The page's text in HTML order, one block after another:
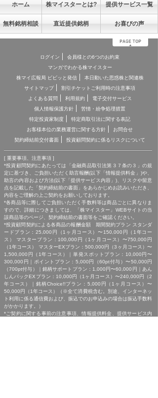
ホーム 株マイスターとは? 提供サービス一覧
無料銘柄相談 直近提供銘柄 お喜びの声
ログイン
会員様との6つのお約束
マンガでわかる株マイスター
株マイ広報局 ビビッと発信
本日動いた思惑株と関連株
サイトマップ
割引チケットご利用時の注意事項
よくある質問
利用規約
電子交付サービス
個人情報保護方針
苦情・紛争処理措置
特定投資家制度
特定商取引法に関する表記
お客様本位の業務運営に関する方針
お問合せ
契約締結前交付書面
投資顧問契約に係るリスクについて
[ 重要事項、注意事項 ]
*投資顧問契約にあたっては「金融商品取引法第３７条の３」の規
定に基づき、ご負担いただく助言報酬(以下「情報提供料金」)や、
助言の内容および方法(以下「提供サービス内容」)、リスクや留意
点を記載した「契約締結前の書面」をあらかじめお読みいただき、
内容をご理解の上ご契約をお願いしております。
*各商品等に際してご負担いただく手数料等は商品ごとに異なりま
すので、詳細につきましては、「株マイスター」WEBサイトの当
該商品等のページ、契約締結前の書面等をご確認ください。
*投資顧問契約による各商品の報酬金額 期間契約プラン スタンダ
ードプラン：25,000円（1ヶ月コース）〜150,000円（1年コー
ス） マスタープラン：100,000円（1ヶ月コース）〜750,000円
（1年コース） マスターEXプラン：500,000円（3ヶ月コース）〜
1,500,000円（1年コース）｜単発スポットプラン：10,000円〜
300,000円｜ポイントプラン：5,000円（60pt付与）〜50,000円
（700pt付与）｜銘柄サポートプラン：1,000円〜60,000円｜あん
しんパックEXプラン：10,000円（1ヶ月コース）〜240,000円（2
年コース）｜銘柄Choice!!プラン：5,000円（1ヶ月コース）〜
50,000円（1年コース）（※全て消費税含む。別途、インターネッ
ト利用に係る通信費および、振込でのお申込みの場合は振込手数料
がかかります。）
*ご契約に関する事前の注意事項、情報提供料金、提供サービス内